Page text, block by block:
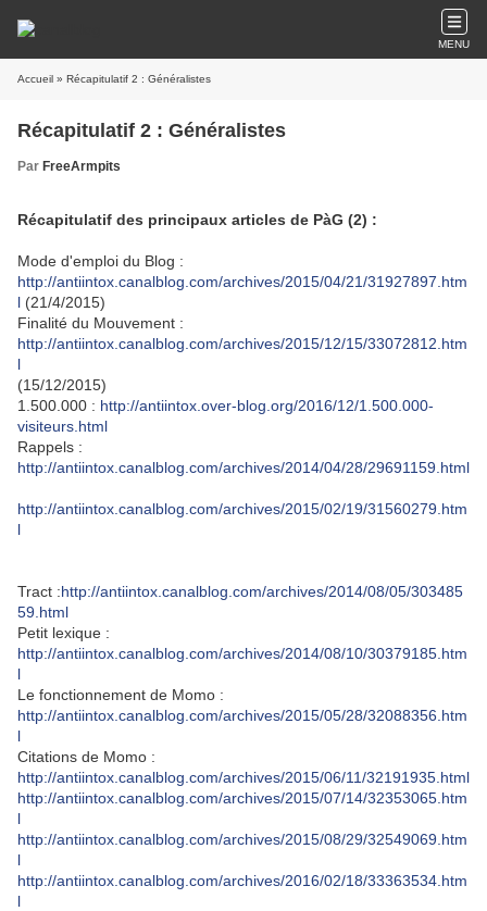
MENU
Accueil » Récapitulatif 2 : Généralistes
Récapitulatif 2 : Généralistes
Par FreeArmpits
Récapitulatif des principaux articles de PàG (2) :
Mode d'emploi du Blog :
http://antiintox.canalblog.com/archives/2015/04/21/31927897.htm
l (21/4/2015)
Finalité du Mouvement :
http://antiintox.canalblog.com/archives/2015/12/15/33072812.htm
l
(15/12/2015)
1.500.000 : http://antiintox.over-blog.org/2016/12/1.500.000-
visiteurs.html
Rappels :
http://antiintox.canalblog.com/archives/2014/04/28/29691159.html
http://antiintox.canalblog.com/archives/2015/02/19/31560279.htm
l
Tract :http://antiintox.canalblog.com/archives/2014/08/05/303485
59.html
Petit lexique :
http://antiintox.canalblog.com/archives/2014/08/10/30379185.htm
l
Le fonctionnement de Momo :
http://antiintox.canalblog.com/archives/2015/05/28/32088356.htm
l
Citations de Momo :
http://antiintox.canalblog.com/archives/2015/06/11/32191935.html
http://antiintox.canalblog.com/archives/2015/07/14/32353065.htm
l
http://antiintox.canalblog.com/archives/2015/08/29/32549069.htm
l
http://antiintox.canalblog.com/archives/2016/02/18/33363534.htm
l